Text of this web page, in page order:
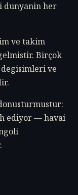
dunyanin her
ve takim
Birçok
ve
ediyor — havai